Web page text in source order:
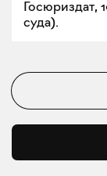
Госюриздат,
суда).